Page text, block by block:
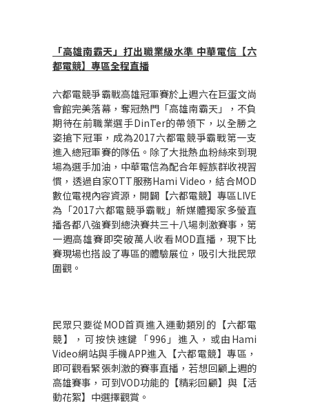
「高雄南霸天」打出職業級水準 中華電信【六
都電競】專區全程直播
六都電競爭霸戰高雄冠軍賽於上週六在巨蛋文尚
會館完美落幕，奪冠熱門「高雄南霸天」，不負
期待在前職業選手DinTer的帶領下，以全勝之
姿搶下冠軍，成為2017六都電競爭霸戰第一支
進入總冠軍賽的隊伍。除了大批熱血粉絲來到現
場為選手加油，中華電信為配合年輕族群收視習
慣，透過自家OTT服務Hami Video，結合MOD
數位電視內容資源，開闢【六都電競】專區LIVE
為「2017六都電競爭霸戰」新媒體獨家多螢直
播各都八強賽到總決賽共三十八場刺激賽事，第
一週高雄賽即突破萬人收看MOD直播，現下比
賽現場也搭設了專區的體驗展位，吸引大批民眾
圍觀。
民眾只要從MOD首頁進入運動類別的【六都電
競】，可按快速鍵「996」進入，或由Hami
Video網站與手機APP進入【六都電競】專區，
即可觀看緊張刺激的賽事直播，若想回顧上週的
高雄賽事，可到VOD功能的【精彩回顧】與【活
動花絮】中選擇觀賞。